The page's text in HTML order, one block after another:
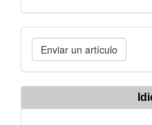
Enviar
un
artículo
Enviar un artículo